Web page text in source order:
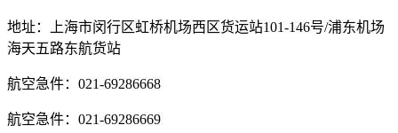
地址：上海市闵行区虹桥机场西区货运站101-146号/浦东机场
海天五路东航货站
航空急件：021-69286668
航空急件：021-69286669